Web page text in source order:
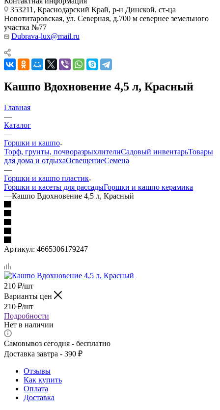
353211, Краснодарский Край, р-н Динской, ст-ца
Новотитаровская, ул. Северная, д.700 м севернее земельного
участка №77
Dubrava-lux@mail.ru
Кашпо Вдохновение 4,5 л, Красный
Главная
—
Каталог
—
Горшки и кашпо
Торф, грунты, почворазрыхлителиСадовый инвентарьТовары
для дома и отдыхаОсвещениеСемена
—
Горшки и кашпо пластик
Горшки и касеты для рассадыГоршки и кашпо керамика
—Кашпо Вдохновение 4,5 л, Красный
Артикул: 4665306179247
210 ₽/шт
Варианты цен
210 ₽/шт
Подробности
Нет в наличии
Самовывоз сегодня - бесплатно
Доставка завтра - 390 ₽
Отзывы
Как купить
Оплата
Доставка